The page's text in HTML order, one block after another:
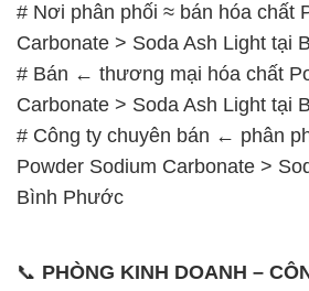
# Nơi phân phối ≈ bán hóa chất
Carbonate > Soda Ash Light tại
# Bán ← thương mại hóa chất
Carbonate > Soda Ash Light tại
# Công ty chuyên bán ← phân
Powder Sodium Carbonate >
Bình Phước
📞 PHÒNG KINH DOANH –